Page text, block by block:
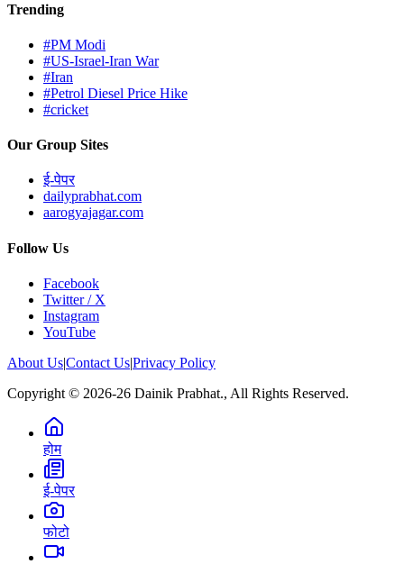
Trending
#PM Modi
#US-Israel-Iran War
#Iran
#Petrol Diesel Price Hike
#cricket
Our Group Sites
ई-पेपर
dailyprabhat.com
aarogyajagar.com
Follow Us
Facebook
Twitter / X
Instagram
YouTube
About Us|Contact Us|Privacy Policy
Copyright © 2026-26 Dainik Prabhat., All Rights Reserved.
होम
ई-पेपर
फोटो